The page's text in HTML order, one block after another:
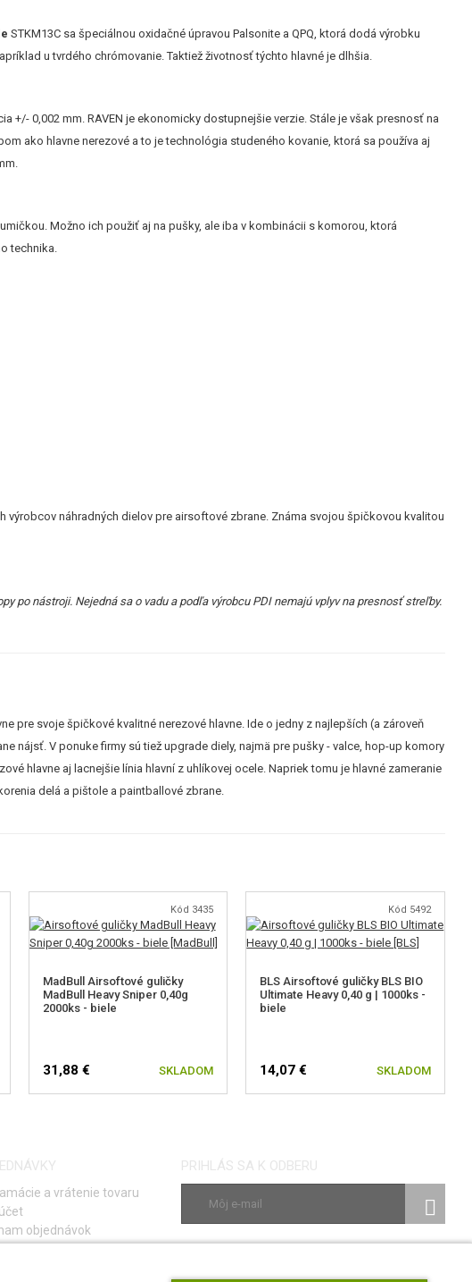
STKM13C sa špeciálnou oxidačné úpravou Palsonite a QPQ, ktorá dodá výrobku
u tvrdého chrómovanie. Taktiež životnosť týchto hlavné je dlhšia.
+/- 0,002 mm. RAVEN je ekonomicky dostupnejšie verzie. Stále je však presnosť na
ako hlavne nerezové a to je technológia studeného kovanie, ktorá sa používa aj
Možno ich použiť aj na pušky, ale iba v kombinácii s komorou, ktorá
technika.
náhradných dielov pre airsoftové zbrane. Známa svojou špičkovou kvalitou
po nástroji. Nejedná sa o vadu a podľa výrobcu PDI nemajú vplyv na presnosť streľby.
pre svoje špičkové kvalitné nerezové hlavne. Ide o jedny z najlepších (a zároveň
nájsť. V ponuke firmy sú tiež upgrade diely, najmä pre pušky - valce, hop-up komory
hlavne aj lacnejšie línia hlavní z uhlíkovej ocele. Napriek tomu je hlavné zameranie
delá a pištole a paintballové zbrane.
Kód 3435
MadBull Airsoftové guličky
MadBull Heavy Sniper 0,40g
2000ks - biele
31,88 € SKLADOM
Kód 5492
BLS Airsoftové guličky BLS BIO
Ultimate Heavy 0,40 g | 1000ks -
biele
14,07 € SKLADOM
a vrátenie tovaru
objednávok
PRIHLÁS SA K ODBERU